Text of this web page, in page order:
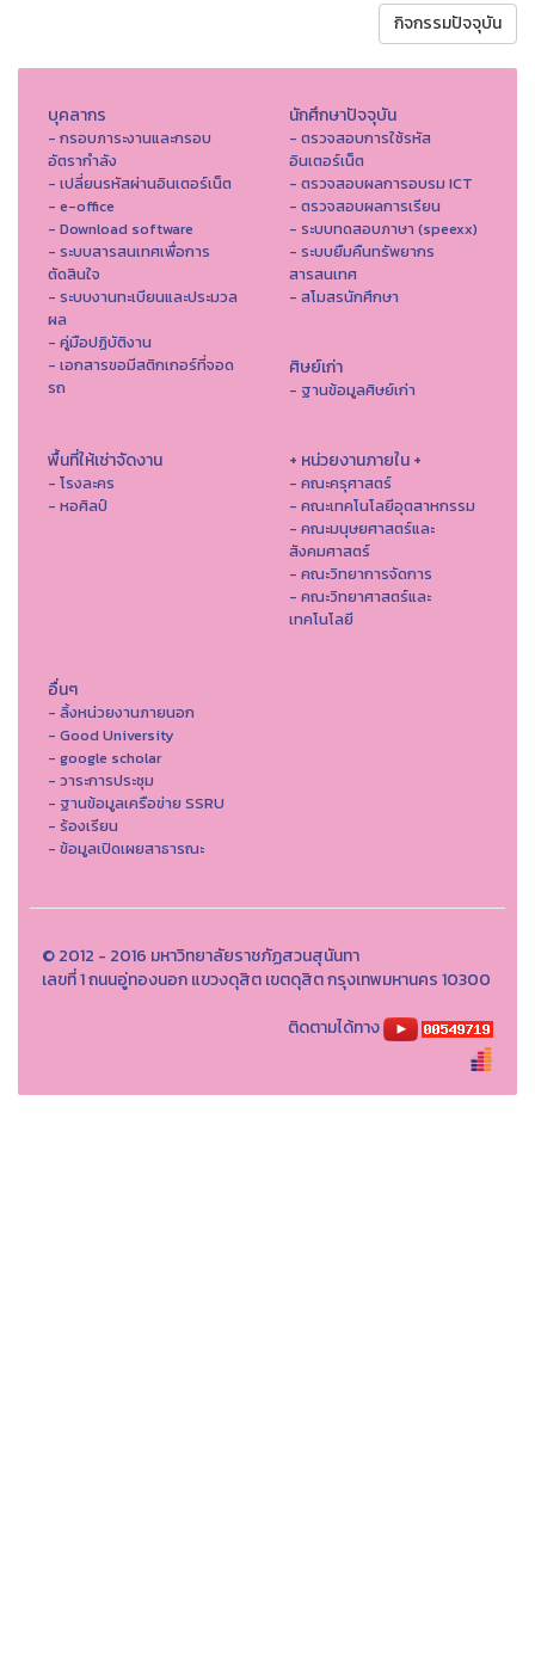
กิจกรรมปัจจุบัน
บุคลากร
- กรอบภาระงานและกรอบ
อัตรากำลัง
- เปลี่ยนรหัสผ่านอินเตอร์เน็ต
- e-office
- Download software
- ระบบสารสนเทศเพื่อการ
ตัดสินใจ
- ระบบงานทะเบียนและประมวล
ผล
- คู่มือปฏิบัติงาน
- เอกสารขอมีสติกเกอร์ที่จอด
รถ
นักศึกษาปัจจุบัน
- ตรวจสอบการใช้รหัส
อินเตอร์เน็ต
- ตรวจสอบผลการอบรม ICT
- ตรวจสอบผลการเรียน
- ระบบทดสอบภาษา (speexx)
- ระบบยืมคืนทรัพยากร
สารสนเทศ
- สโมสรนักศึกษา
ศิษย์เก่า
- ฐานข้อมูลศิษย์เก่า
พื้นที่ให้เช่าจัดงาน
- โรงละคร
- หอศิลป์
+ หน่วยงานภายใน +
- คณะครุศาสตร์
- คณะเทคโนโลยีอุตสาหกรรม
- คณะมนุษยศาสตร์และ
สังคมศาสตร์
- คณะวิทยาการจัดการ
- คณะวิทยาศาสตร์และ
เทคโนโลยี
อื่นๆ
- ลิ้งหน่วยงานภายนอก
- Good University
- google scholar
- วาระการประชุม
- ฐานข้อมูลเครือข่าย SSRU
- ร้องเรียน
- ข้อมูลเปิดเผยสาธารณะ
© 2012 - 2016 มหาวิทยาลัยราชภัฏสวนสุนันทา
เลขที่ 1 ถนนอู่ทองนอก แขวงดุสิต เขตดุสิต กรุงเทพมหานคร 10300
ติดตามได้ทาง